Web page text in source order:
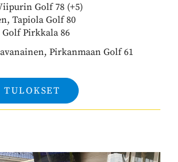
Golf 78 (+5)
Tapiola Golf 80
Golf Pirkkala 86
Pirkanmaan Golf 61
TULOKSET